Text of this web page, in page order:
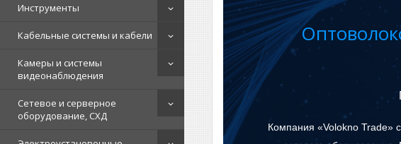
Инструменты
Кабельные системы и кабели
Камеры и системы
видеонаблюдения
Сетевое и серверное
оборудование, СХД
Компания «Volokno Trade»